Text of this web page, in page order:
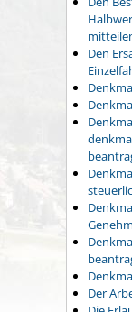
Den
Der